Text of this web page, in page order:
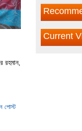
রহমান,
পোস্ট
Current